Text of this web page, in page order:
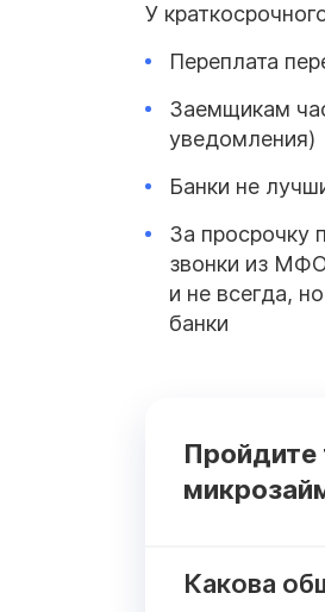
У
Переплата
Заемщикам
уведомления)
Банки не
За просрочку
звонки из
и не всегда,
банки
Пройдите
Какова